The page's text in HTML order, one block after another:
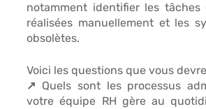
notamment identifier les tâches
réalisées manuellement et les
obsolètes.
Voici les questions que vous
↗️ Quels sont les processus
votre équipe RH gère au